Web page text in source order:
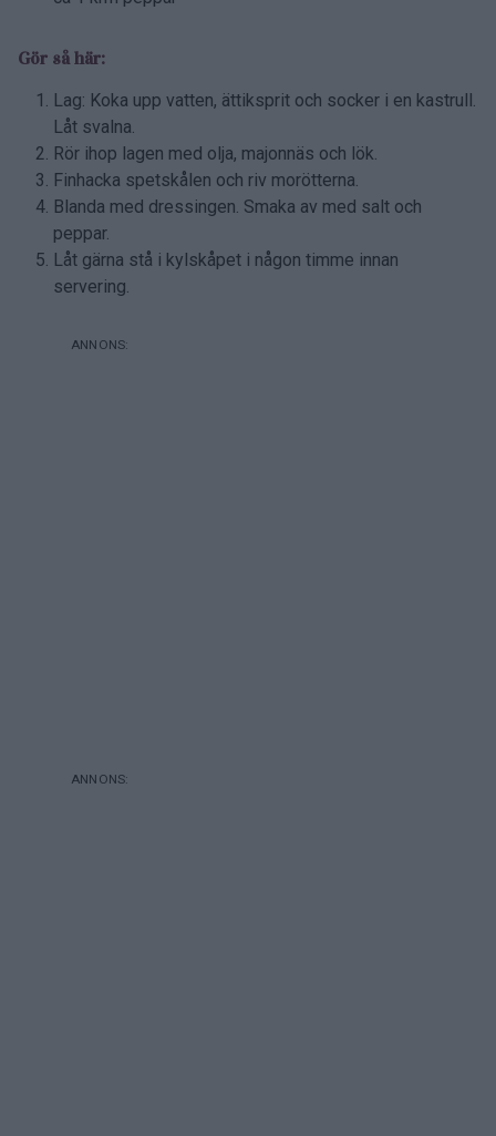
Gör så här:
Lag: Koka upp vatten, ättiksprit och socker i en kastrull.
Låt svalna.
Rör ihop lagen med olja, majonnäs och lök.
Finhacka spetskålen och riv morötterna.
Blanda med dressingen. Smaka av med salt och
peppar.
Låt gärna stå i kylskåpet i någon timme innan
servering.